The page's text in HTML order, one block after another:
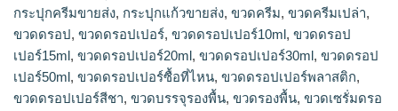
กระปุกครีมขายส่ง, กระปุกแก้วขายส่ง, ขวดครีม, ขวดครีมเปล่า,
ขวดดรอป, ขวดดรอปเปอร์, ขวดดรอปเปอร์10ml, ขวดดรอป
เปอร์15ml, ขวดดรอปเปอร์20ml, ขวดดรอปเปอร์30ml, ขวดดรอป
เปอร์50ml, ขวดดรอปเปอร์ซื้อที่ไหน, ขวดดรอปเปอร์พลาสติก,
ขวดดรอปเปอร์สีชา, ขวดบรรจุรองพื้น, ขวดรองพื้น, ขวดเซรั่มดรอ